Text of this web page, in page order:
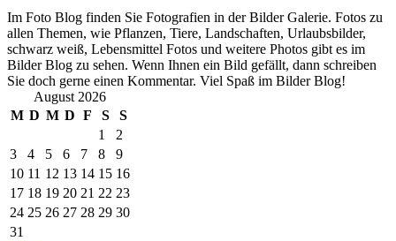
Im Foto Blog finden Sie Fotografien in der Bilder Galerie. Fotos zu
allen Themen, wie Pflanzen, Tiere, Landschaften, Urlaubsbilder,
schwarz weiß, Lebensmittel Fotos und weitere Photos gibt es im
Bilder Blog zu sehen. Wenn Ihnen ein Bild gefällt, dann schreiben
Sie doch gerne einen Kommentar. Viel Spaß im Bilder Blog!
August 2026
M D M D F S
S
1
2
3
4 5 6 7 8
9
10 11 12 13 14 15 16
17 18 19 20 21 22 23
24 25 26 27 28 29 30
31